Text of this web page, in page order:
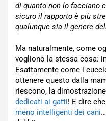
di quanto non lo facciano
sicuro il rapporto è più
qualunque sia il genere
Ma naturalmente, come
vogliono la stessa cosa:
Esattamente come i
ottenere questo dalla
riescono, la
dedicati ai gatti! E dire
meno intelligenti dei cani